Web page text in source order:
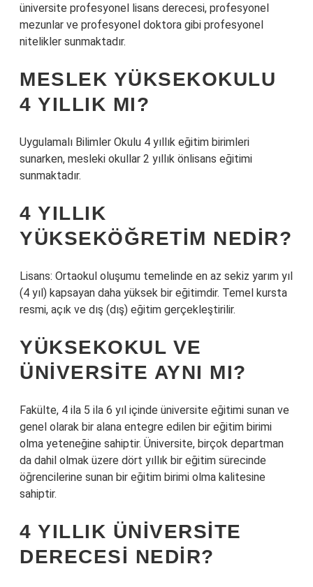
üniversite profesyonel lisans derecesi, profesyonel
mezunlar ve profesyonel doktora gibi profesyonel
nitelikler sunmaktadır.
MESLEK YÜKSEKOKULU
4 YILLIK MI?
Uygulamalı Bilimler Okulu 4 yıllık eğitim birimleri
sunarken, mesleki okullar 2 yıllık önlisans eğitimi
sunmaktadır.
4 YILLIK
YÜKSEKÖĞRETIM NEDIR?
Lisans: Ortaokul oluşumu temelinde en az sekiz yarım yıl
(4 yıl) kapsayan daha yüksek bir eğitimdir. Temel kursta
resmi, açık ve dış (dış) eğitim gerçekleştirilir.
YÜKSEKOKUL VE
ÜNIVERSITE AYNI MI?
Fakülte, 4 ila 5 ila 6 yıl içinde üniversite eğitimi sunan ve
genel olarak bir alana entegre edilen bir eğitim birimi
olma yeteneğine sahiptir. Üniversite, birçok departman
da dahil olmak üzere dört yıllık bir eğitim sürecinde
öğrencilerine sunan bir eğitim birimi olma kalitesine
sahiptir.
4 YILLIK ÜNIVERSITE
DERECESI NEDIR?